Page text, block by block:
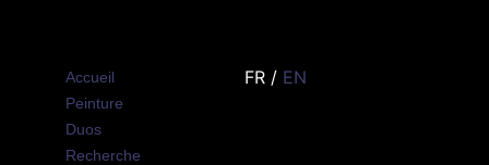
Accueil
Peinture
Duos
Recherche
FR / EN